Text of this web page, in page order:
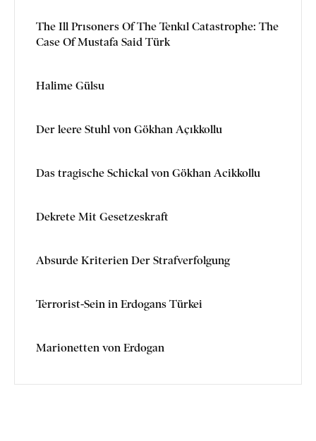
The Ill Prısoners Of The Tenkıl Catastrophe: The
Case Of Mustafa Said Türk
Halime Gülsu
Der leere Stuhl von Gökhan Açıkkollu
Das tragische Schickal von Gökhan Acikkollu
Dekrete Mit Gesetzeskraft
Absurde Kriterien Der Strafverfolgung
Terrorist-Sein in Erdogans Türkei
Marionetten von Erdogan